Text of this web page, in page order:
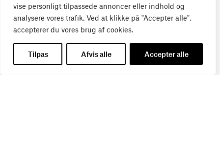
vise personligt tilpassede annoncer eller indhold og
analysere vores trafik. Ved at klikke på "Accepter alle",
accepterer du vores brug af cookies.
Tilpas Afvis alle Accepter alle